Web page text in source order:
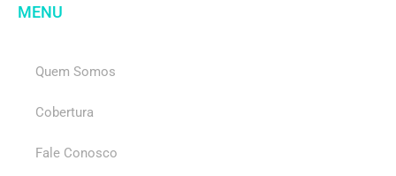
MENU
Quem Somos
Cobertura
Fale Conosco